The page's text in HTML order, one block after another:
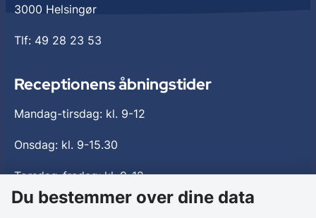
3000 Helsingør
Tlf: 49 28 23 53
Receptionens åbningstider
Mandag-tirsdag: kl. 9-12
Onsdag: kl. 9-15.30
Torsdag-fredag: kl. 9-12
Du bestemmer over dine data